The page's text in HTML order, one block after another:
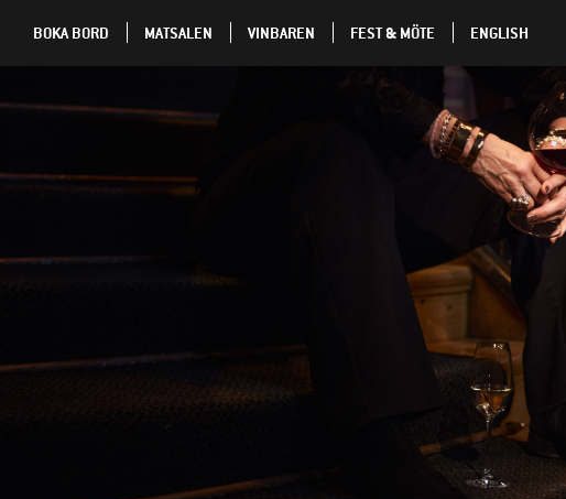
BOKA BORD MATSALEN VINBAREN FEST & MÖTE ENGLISH